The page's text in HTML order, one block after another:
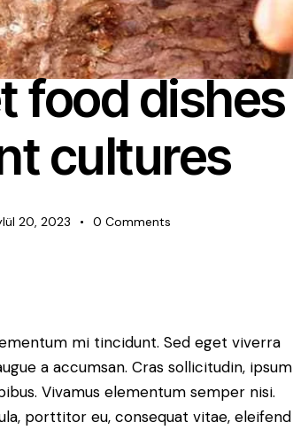
food dishes
cultures
20, 2023 0 Comments
mi tincidunt. Sed eget viverra
a accumsan. Cras sollicitudin, ipsum
Vivamus elementum semper nisi.
porttitor eu, consequat vitae, eleifend